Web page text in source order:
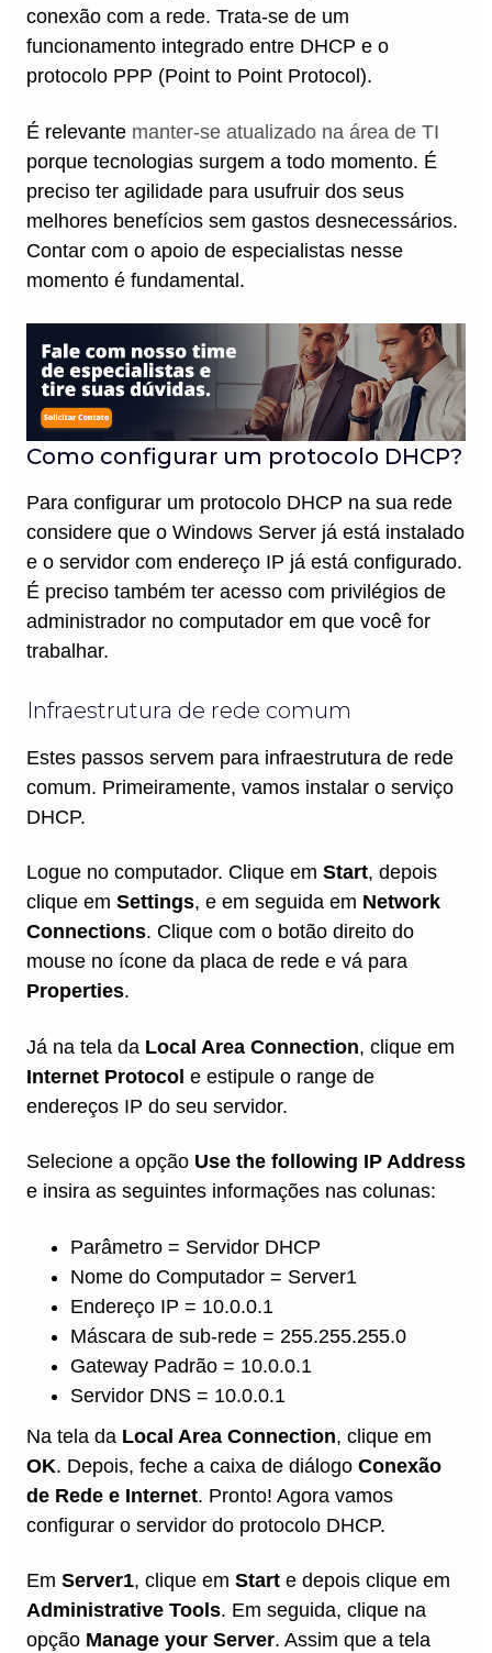
conexão com a rede. Trata-se de um
funcionamento integrado entre DHCP e o
protocolo PPP (Point to Point Protocol).
É relevantemanter-se atualizado na área de TI
porque tecnologias surgem a todo momento. É
preciso ter agilidade para usufruir dos seus
melhores benefícios sem gastos desnecessários.
Contar com o apoio de especialistas nesse
momento é fundamental.
Como configurar um protocolo DHCP?
Para configurar um protocolo DHCP na sua rede
considere que o Windows Server já está instalado
e o servidor com endereço IP já está configurado.
É preciso também ter acesso com privilégios de
administrador no computador em que você for
trabalhar.
Infraestrutura de rede comum
Estes passos servem para infraestrutura de rede
comum. Primeiramente, vamos instalar o serviço
DHCP.
Logue no computador. Clique em Start, depois
clique em Settings, e em seguida em Network
Connections. Clique com o botão direito do
mouse no ícone da placa de rede e vá para
Properties.
Já na tela da Local Area Connection, clique em
Internet Protocol e estipule o range de
endereços IP do seu servidor.
Selecione a opção Use the following IP Address
e insira as seguintes informações nas colunas:
Parâmetro = Servidor DHCP
Nome do Computador = Server1
Endereço IP = 10.0.0.1
Máscara de sub-rede = 255.255.255.0
Gateway Padrão = 10.0.0.1
Servidor DNS = 10.0.0.1
Na tela da Local Area Connection, clique em
OK. Depois, feche a caixa de diálogo Conexão
de Rede e Internet. Pronto! Agora vamos
configurar o servidor do protocolo DHCP.
Em Server1, clique em Start e depois clique em
Administrative Tools. Em seguida, clique na
opção Manage your Server. Assim que a tela